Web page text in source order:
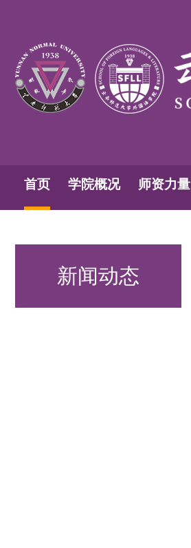
首页 学院概况 师资力量
新闻动态